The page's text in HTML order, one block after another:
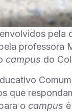
professora
campus do
que
o campus